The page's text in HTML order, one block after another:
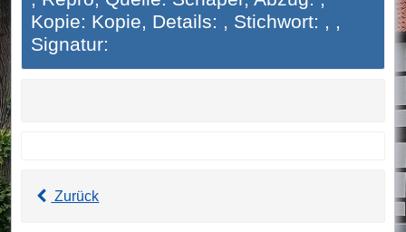
Kopie: Kopie, Details: , Stichwort: , ,
Signatur:
Zurück